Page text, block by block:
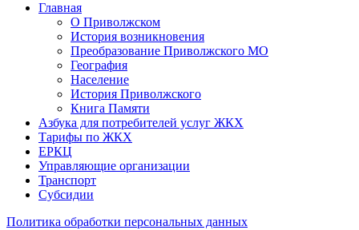
Главная
О Приволжском
История возникновения
Преобразование Приволжского МО
География
Население
История Приволжского
Книга Памяти
Азбука для потребителей услуг ЖКХ
Тарифы по ЖКХ
ЕРКЦ
Управляющие организации
Транспорт
Субсидии
Политика обработки персональных данных